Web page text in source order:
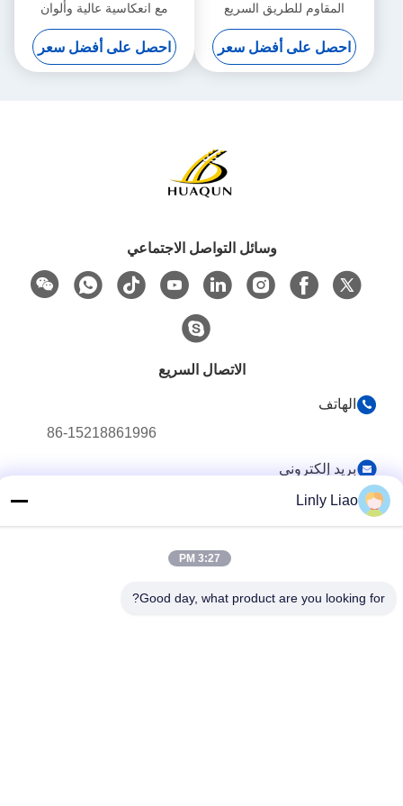
المقاوم للطريق السريع
احصل على أفضل سعر
مع انعكاسية عالية وألوان
مخصصة لتحسين الرؤية
احصل على أفضل سعر
وسائل التواصل الاجتماعي
الاتصال السريع
الهاتف
86-15218861996
بريد إلكتروني
العنوان
هوانغبو, غوانغجو, الصين
Linly Liao
3:27 PM
Good day, what product are you looking for?